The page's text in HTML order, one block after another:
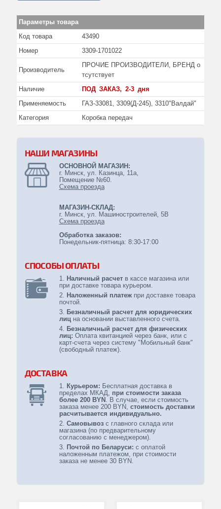
Знаки
Каталоги
Манжеты, кольца резиновые
Масла, технические жидкости и др.
Подшипники
Прочее
Ремкомплекты
Ремни
Фильтры
Шланги, трубки и рвд
Насосы шестеренчатые (нш)
Спецоборудование
Противопожарное оборудование
ЭЛЕМЕНТЫ ПИТАНИЯ
Параметры товара
Код товара
43490
Номер
3309-1701022
Производитель
ПРОЧИЕ ПРОИЗВОДИТЕЛИ, БРЕНД о
т­сутс­тву­ет
Наличие
ПОД ЗАКАЗ, 2-3 дня
Применяемость
ГАЗ-33081, 3309(Д-245), 3310"Валдай"
Категория
Коробка передач
НАШИ МАГАЗИНЫ
ОСНОВНОЙ МАГАЗИН:
г. Минск, ул. Казинца, 11а,
Помещение №60.
Схема проезда
МАГАЗИН-СКЛАД:
г. Минск, ул. Машиностроителей, 5B
Схема проезда
Обработка заказов:
Понедельник-пятница: 8:30-17:00
СПОСОБЫ ОПЛАТЫ
Наличный расчетв кассе магазина или
при доставке товара курьером.
Наложенный платежпри доставке товара
почтой.
Безналичный расчет для юридических
лицна основании выставленного счета.
Безналичный расчет для физических
лиц: Оплата квитанцией через банк, или с
карт-счета через систему "Мобильный банк"
(свободный платеж).
ДОСТАВКА
Курьером: Бесплатная доставка в
пределах МКАД, при стоимости заказа
более 200 BYN
. В случае, если стоимость
заказа менее 200 BYN, стоимость доставки
расчитывается индивидуально.
Самовывозс главного склада или
магазина (по предварительному
согласованию с менеджером).
Почтой по Беларуси: с оплатой
наложенным платежом, при стоимости
заказа не менее 30 BYN.